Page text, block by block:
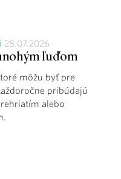
28.07.2026
ľuďom
môžu byť pre
pribúdajú
alebo